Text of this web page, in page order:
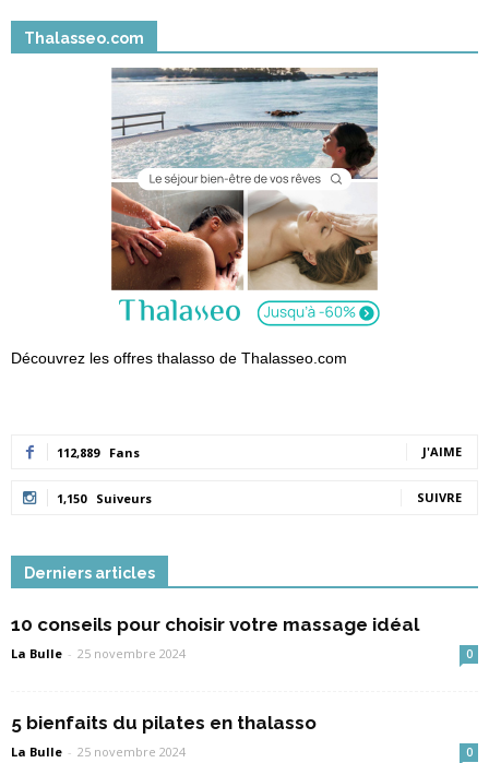
Thalasseo.com
Découvrez les offres thalasso de Thalasseo.com
112,889 Fans J'AIME
1,150 Suiveurs SUIVRE
Derniers articles
10 conseils pour choisir votre massage idéal
La Bulle - 25 novembre 2024 0
5 bienfaits du pilates en thalasso
La Bulle - 25 novembre 2024 0